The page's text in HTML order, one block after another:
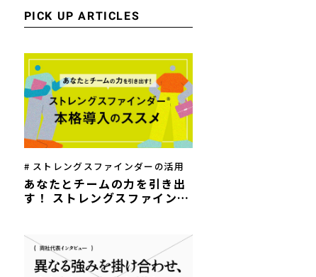
PICK UP ARTICLES
# ストレングスファインダーの活用
あなたとチームの力を引き出
す！ ストレングスファインダ